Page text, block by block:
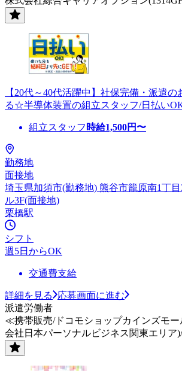
【20代～40代活躍中】社保完備・派遣
る☆半導体装置の組立スタッフ/日払い
組立スタッフ 時給1,500円〜
勤務地
面接地
埼玉県加須市(勤務地) 熊谷市籠原南1丁
ル3F(面接地)
栗橋駅
シフト
週5日からOK
交通費支給
詳細を見る
応募画面に進む
派遣労働者
≪携帯販売/ドコモショップカインズモ
会社日本パーソナルビジネス関東エリア)/